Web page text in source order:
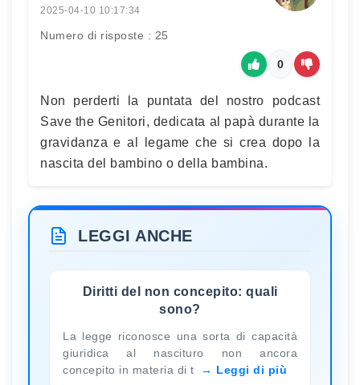
2025-04-10 10:17:34
Numero di risposte : 25
0
Non perderti la puntata del nostro podcast
Save the Genitori, dedicata al papà durante la
gravidanza e al legame che si crea dopo la
nascita del bambino o della bambina.
LEGGI ANCHE
Diritti del non concepito: quali
sono?
La legge riconosce una sorta di capacità
giuridica al nascituro non ancora
concepito in materia di t
Leggi di più